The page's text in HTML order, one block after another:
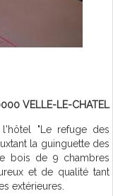
VELLE-LE-CHATEL
"Le refuge des
la guinguette des
bois de 9 chambres
et de qualité tant
extérieures.